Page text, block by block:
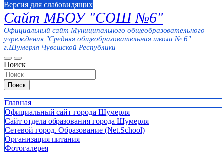
Версия для слабовидящих
Сайт МБОУ "СОШ №6"
Официальный сайт Муниципального общеобразовательного
учреждения "Средняя общеобразовательная школа № 6"
г.Шумерля Чувашской Республики
Поиск
Поиск
Главная
Официальный сайт города Шумерля
Сайт отдела образования города Шумерля
Сетевой город. Образование (Net.School)
Организация питания
Фотогалерея